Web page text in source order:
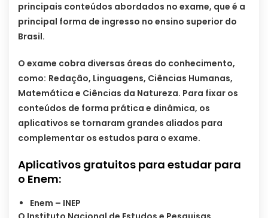
principais conteúdos abordados no exame, que é a
principal forma de ingresso no ensino superior do
Brasil.
O exame cobra diversas áreas do conhecimento,
como: Redação, Linguagens, Ciências Humanas,
Matemática e Ciências da Natureza. Para fixar os
conteúdos de forma prática e dinâmica, os
aplicativos se tornaram grandes aliados para
complementar os estudos para o exame.
Aplicativos gratuitos para estudar para
o Enem:
Enem – INEP